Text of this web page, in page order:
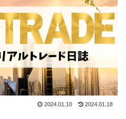
2024.01.10 2024.01.18